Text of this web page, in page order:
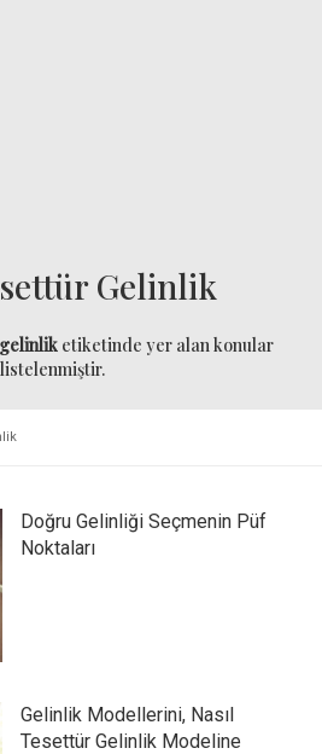
Gelinlik
etiketinde yer alan konular
listelenmiştir.
Doğru Gelinliği Seçmenin Püf
Noktaları
Gelinlik Modellerini, Nasıl
Tesettür Gelinlik Modeline